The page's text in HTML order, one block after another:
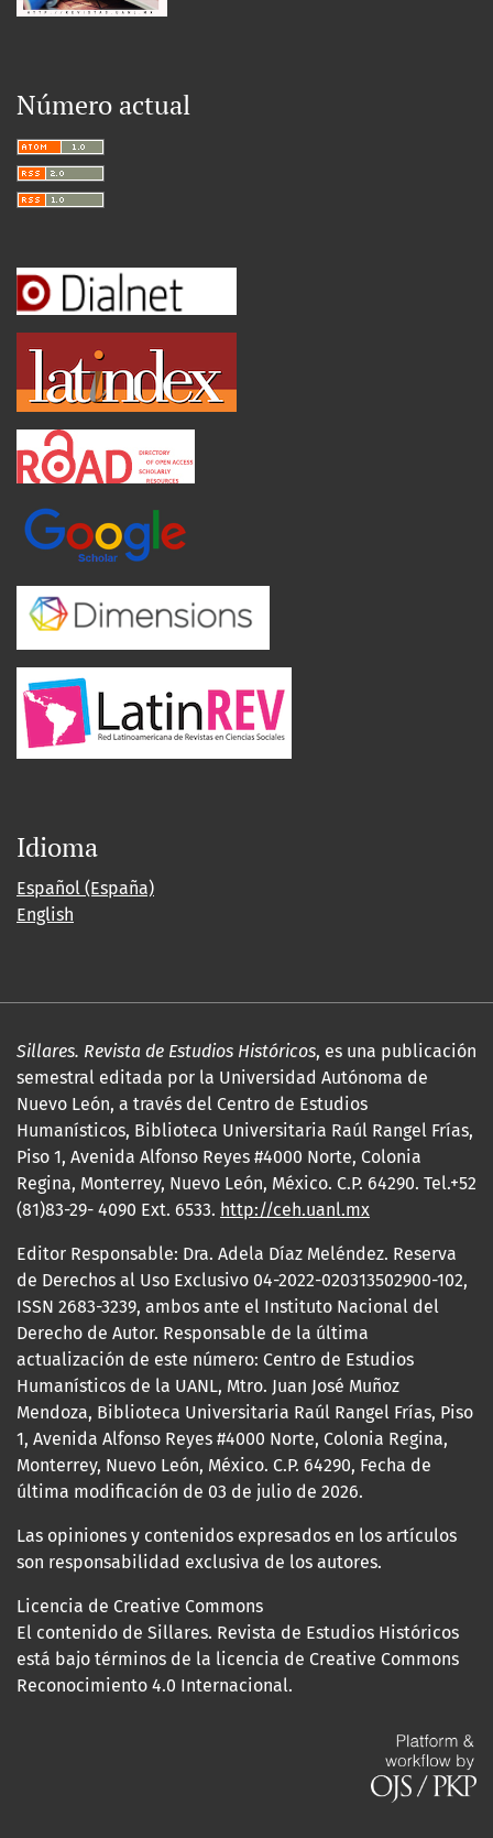
Número actual
Idioma
Español (España)
English
Sillares. Revista de Estudios Históricos, es una publicación
semestral editada por la Universidad Autónoma de
Nuevo León, a través del Centro de Estudios
Humanísticos, Biblioteca Universitaria Raúl Rangel Frías,
Piso 1, Avenida Alfonso Reyes #4000 Norte, Colonia
Regina, Monterrey, Nuevo León, México. C.P. 64290. Tel.+52
(81)83-29- 4090 Ext. 6533. http://ceh.uanl.mx
Editor Responsable: Dra. Adela Díaz Meléndez. Reserva
de Derechos al Uso Exclusivo 04-2022-020313502900-102,
ISSN 2683-3239, ambos ante el Instituto Nacional del
Derecho de Autor. Responsable de la última
actualización de este número: Centro de Estudios
Humanísticos de la UANL, Mtro. Juan José Muñoz
Mendoza, Biblioteca Universitaria Raúl Rangel Frías, Piso
1, Avenida Alfonso Reyes #4000 Norte, Colonia Regina,
Monterrey, Nuevo León, México. C.P. 64290, Fecha de
última modificación de 03 de julio de 2026.
Las opiniones y contenidos expresados en los artículos
son responsabilidad exclusiva de los autores.
Licencia de Creative Commons
El contenido de Sillares. Revista de Estudios Históricos
está bajo términos de la licencia de Creative Commons
Reconocimiento 4.0 Internacional.